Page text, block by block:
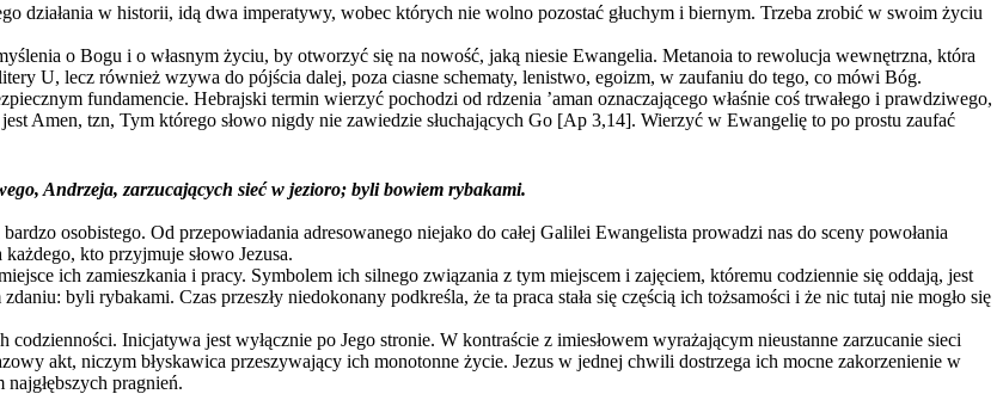
działania w historii, idą dwa imperatywy, wobec których nie wolno pozostać głuchym i biernym. Trzeba zrobić w swoim życiu
o Bogu i o własnym życiu, by otworzyć się na nowość, jaką niesie Ewangelia. Metanoia to rewolucja wewnętrzna, która
U, lecz również wzywa do pójścia dalej, poza ciasne schematy, lenistwo, egoizm, w zaufaniu do tego, co mówi Bóg.
fundamencie. Hebrajski termin wierzyć pochodzi od rdzenia ’aman oznaczającego właśnie coś trwałego i prawdziwego,
Amen, tzn, Tym którego słowo nigdy nie zawiedzie słuchających Go [Ap 3,14]. Wierzyć w Ewangelię to po prostu zaufać
Andrzeja, zarzucających sieć w jezioro; byli bowiem rybakami.
osobistego. Od przepowiadania adresowanego niejako do całej Galilei Ewangelista prowadzi nas do sceny powołania
kto przyjmuje słowo Jezusa.
ich zamieszkania i pracy. Symbolem ich silnego związania z tym miejscem i zajęciem, któremu codziennie się oddają, jest
byli rybakami. Czas przeszły niedokonany podkreśla, że ta praca stała się częścią ich tożsamości i że nic tutaj nie mogło się
Inicjatywa jest wyłącznie po Jego stronie. W kontraście z imiesłowem wyrażającym nieustanne zarzucanie sieci
akt, niczym błyskawica przeszywający ich monotonne życie. Jezus w jednej chwili dostrzega ich mocne zakorzenienie w
pragnień.